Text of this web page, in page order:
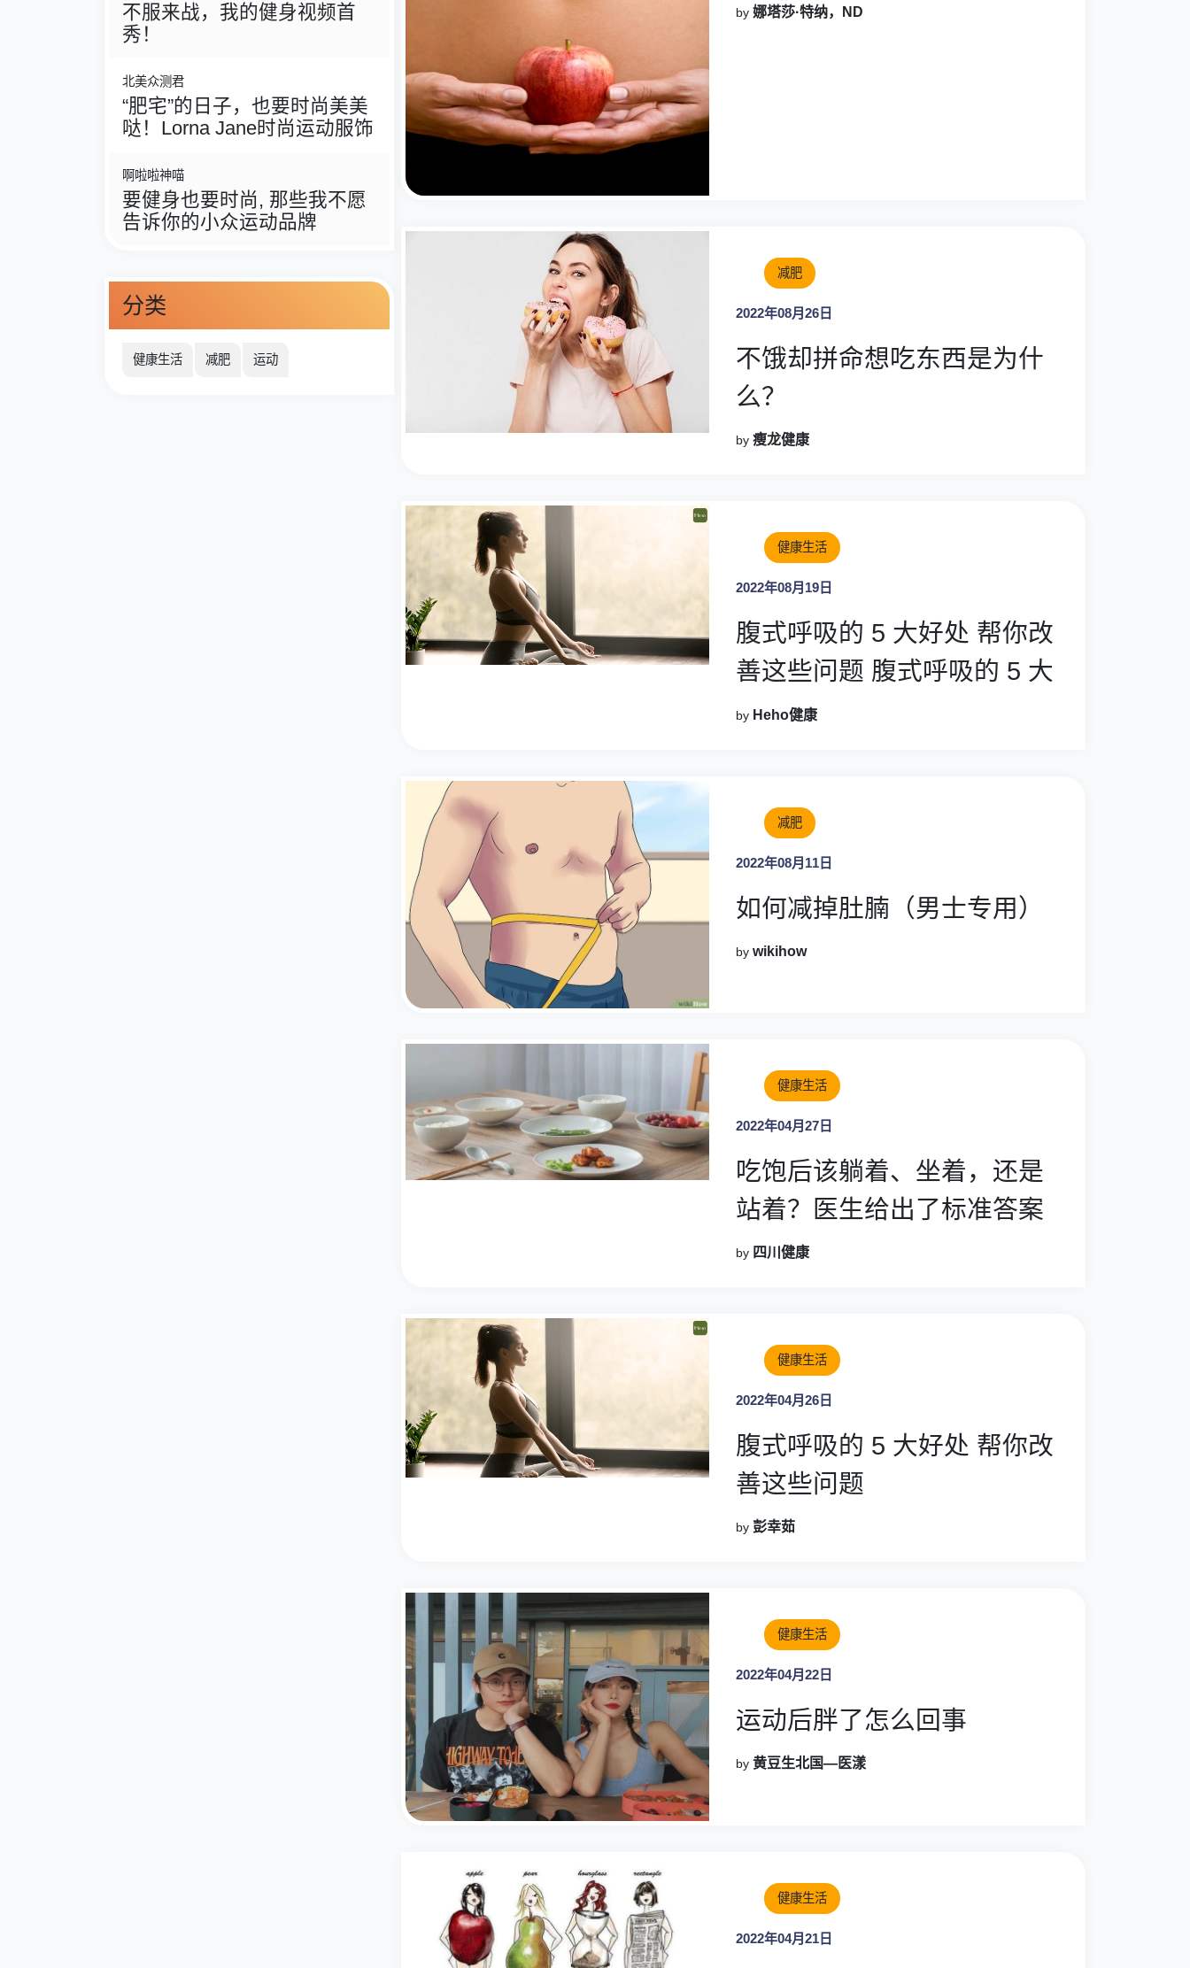
by 娜塔莎·特纳，ND
减肥
2022年08月26日
不饿却拼命想吃东西是为什
么？
by 瘦龙健康
健康生活
2022年08月19日
腹式呼吸的 5 大好处 帮你改
善这些问题 腹式呼吸的 5 大
好處 幫你改善這些問題
by Heho健康
减肥
2022年08月11日
如何减掉肚腩（男士专用）
by wikihow
健康生活
2022年04月27日
吃饱后该躺着、坐着，还是
站着？医生给出了标准答案
by 四川健康
健康生活
2022年04月26日
腹式呼吸的 5 大好处 帮你改
善这些问题
by 彭幸茹
健康生活
2022年04月22日
运动后胖了怎么回事
by 黄豆生北国—医漾
健康生活
2022年04月21日
不服来战，我的健身视频首
秀！
北美众测君
“肥宅”的日子，也要时尚美美
哒！Lorna Jane时尚运动服饰
啊啦啦神喵
要健身也要时尚, 那些我不愿
告诉你的小众运动品牌
分类
健康生活 减肥 运动